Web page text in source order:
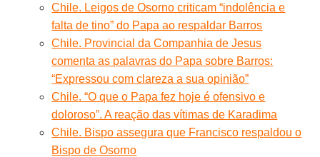
Chile. Leigos de Osorno criticam “indolência e
falta de tino” do Papa ao respaldar Barros
Chile. Provincial da Companhia de Jesus
comenta as palavras do Papa sobre Barros:
“Expressou com clareza a sua opinião”
Chile. “O que o Papa fez hoje é ofensivo e
doloroso”. A reação das vítimas de Karadima
Chile. Bispo assegura que Francisco respaldou o
Bispo de Osorno